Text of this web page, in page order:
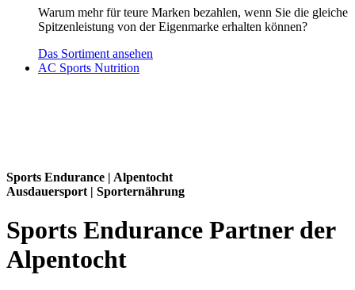
Warum mehr für teure Marken bezahlen, wenn Sie die gleiche
Spitzenleistung von der Eigenmarke erhalten können?
Das Sortiment ansehen
AC Sports Nutrition
Sports Endurance | Alpentocht
Ausdauersport | Sporternährung
Sports Endurance Partner der
Alpentocht